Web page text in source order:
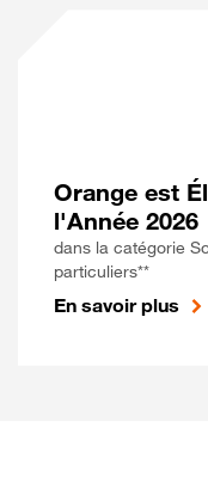
Orange est
l'Année 2026
dans la catégorie
particuliers**
En savoir plus